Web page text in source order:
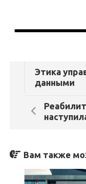
Этика
данными
Вам также